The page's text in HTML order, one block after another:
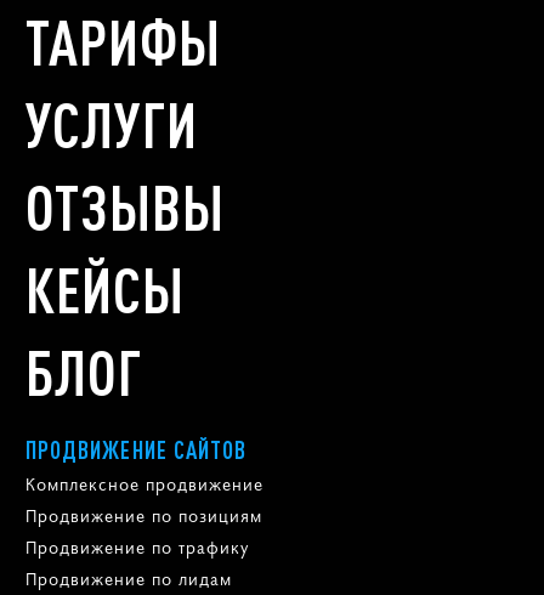
ТАРИФЫ
УСЛУГИ
ОТЗЫВЫ
КЕЙСЫ
БЛОГ
ПРОДВИЖЕНИЕ САЙТОВ
Комплексное продвижение
Продвижение по позициям
Продвижение по трафику
Продвижение по лидам